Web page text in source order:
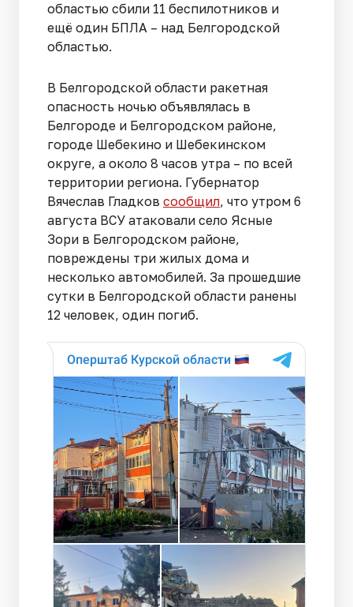
областью сбили 11 беспилотников и
ещё один БПЛА – над Белгородской
областью.
В Белгородской области ракетная
опасность ночью объявлялась в
Белгороде и Белгородском районе,
городе Шебекино и Шебекинском
округе, а около 8 часов утра – по всей
территории региона. Губернатор
Вячеслав Гладков сообщил, что утром 6
августа ВСУ атаковали село Ясные
Зори в Белгородском районе,
повреждены три жилых дома и
несколько автомобилей. За прошедшие
сутки в Белгородской области ранены
12 человек, один погиб.